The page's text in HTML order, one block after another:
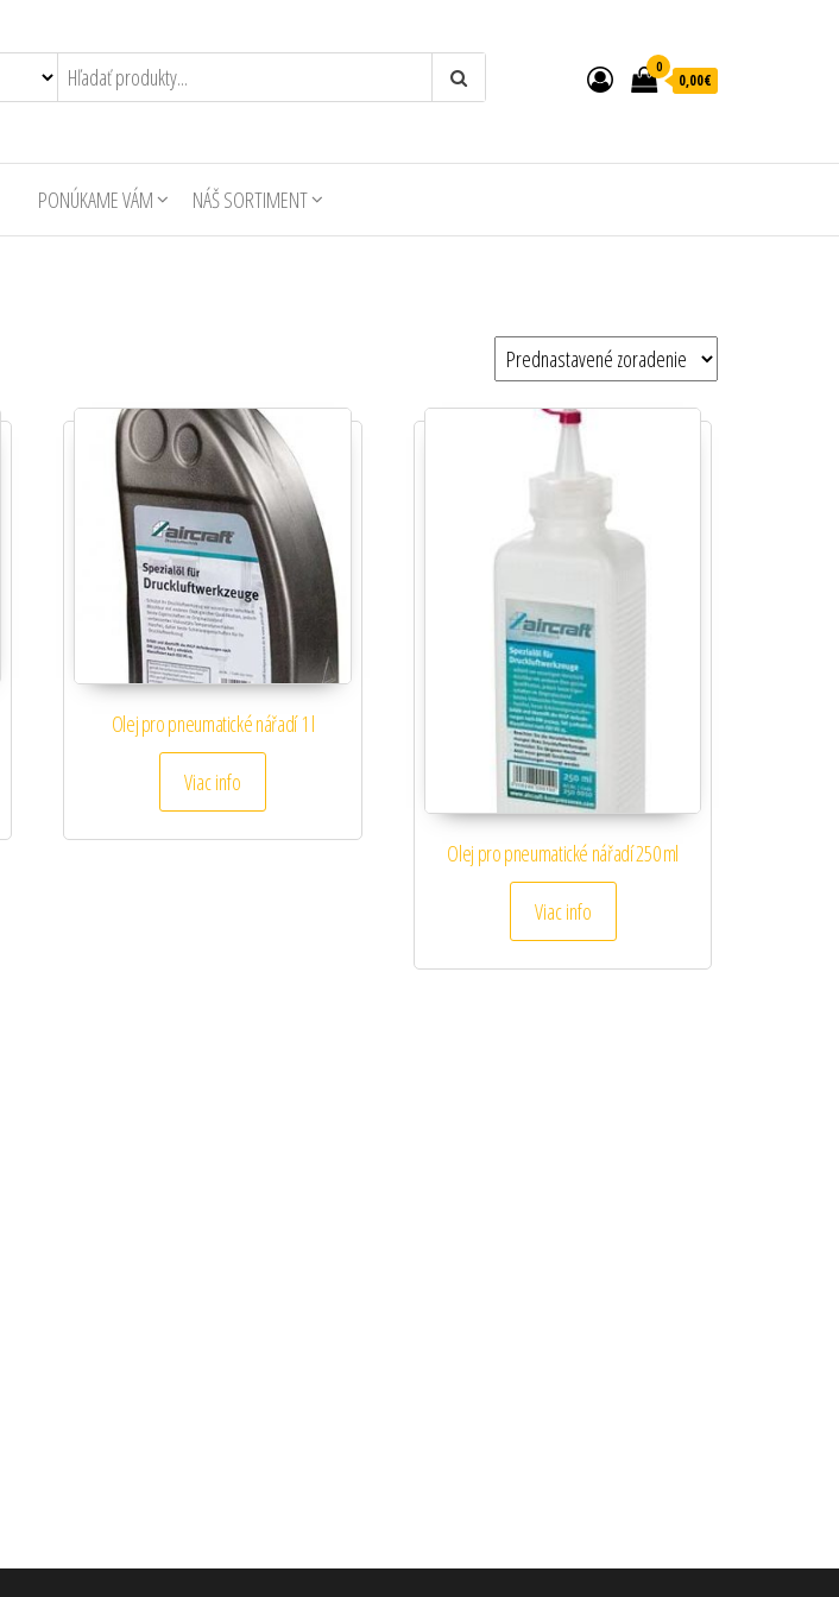
0
0,00€
PONÚKAME VÁM NÁŠ SORTIMENT
Olej pro pneumatické nářadí 1 l
Viac info
Olej pro pneumatické nářadí 250 ml
Viac info